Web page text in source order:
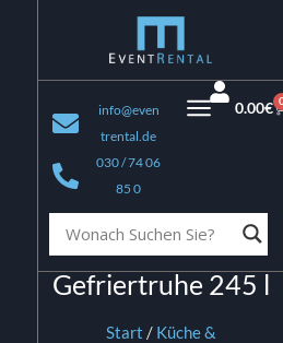
info@even
trental.de
030 / 74 06
85 0
0.00€
Gefriertruhe 245 l
Start / Küche &